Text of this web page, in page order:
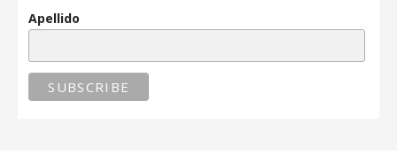
Apellido